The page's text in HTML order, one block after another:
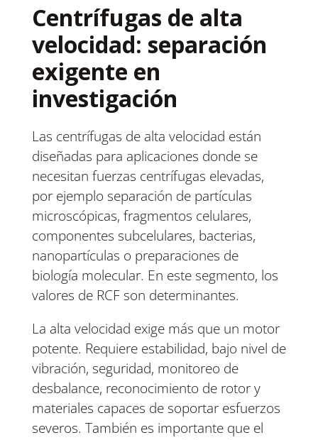
Centrífugas de alta
velocidad: separación
exigente en
investigación
Las centrífugas de alta velocidad están
diseñadas para aplicaciones donde se
necesitan fuerzas centrífugas elevadas,
por ejemplo separación de partículas
microscópicas, fragmentos celulares,
componentes subcelulares, bacterias,
nanopartículas o preparaciones de
biología molecular. En este segmento, los
valores de RCF son determinantes.
La alta velocidad exige más que un motor
potente. Requiere estabilidad, bajo nivel de
vibración, seguridad, monitoreo de
desbalance, reconocimiento de rotor y
materiales capaces de soportar esfuerzos
severos. También es importante que el